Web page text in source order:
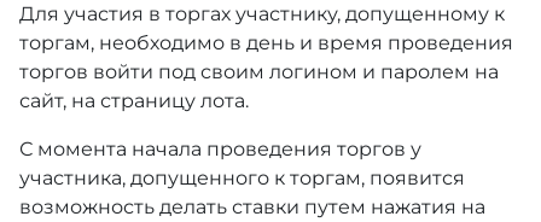
Для участия в торгах участнику, допущенному к
торгам, необходимо в день и время проведения
торгов войти под своим логином и паролем на
сайт, на страницу лота.
С момента начала проведения торгов у
участника, допущенного к торгам, появится
возможность делать ставки путем нажатия на